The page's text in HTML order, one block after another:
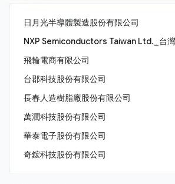
日月光半導體製造股份有限公司
飛輪電商有限公司
台郡科技股份有限公司
長春人造樹脂廠股份有限公司
萬潤科技股份有限公司
華泰電子股份有限公司
奇鋐科技股份有限公司